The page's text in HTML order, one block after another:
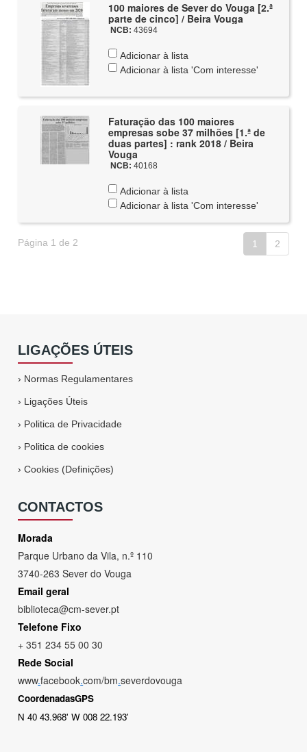
100 maiores de Sever do Vouga [2.ª
parte de cinco] / Beira Vouga
NCB: 43694
Adicionar à lista
Adicionar à lista 'Com interesse'
Faturação das 100 maiores
empresas sobe 37 milhões [1.ª de
duas partes] : rank 2018 / Beira
Vouga
NCB: 40168
Adicionar à lista
Adicionar à lista 'Com interesse'
Página 1 de 2 1 2
LIGAÇÕES ÚTEIS
› Normas Regulamentares
› Ligações Úteis
› Politica de Privacidade
› Politica de cookies
›Cookies (Definições)
CONTACTOS
Morada
Parque Urbano da Vila, n.º 110
3740-263 Sever do Vouga
Email geral
biblioteca@cm-sever.pt
Telefone Fixo
+ 351 234 55 00 30
Rede Social
www.facebook.com/bm.severdovouga
CoordenadasGPS
N 40 43.968' W 008 22.193'